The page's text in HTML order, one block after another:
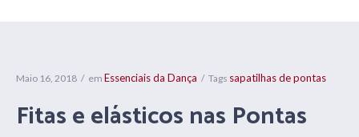
Maio 16, 2018 em Essenciais da Dança Tags sapatilhas de pontas
Fitas e elásticos nas Pontas